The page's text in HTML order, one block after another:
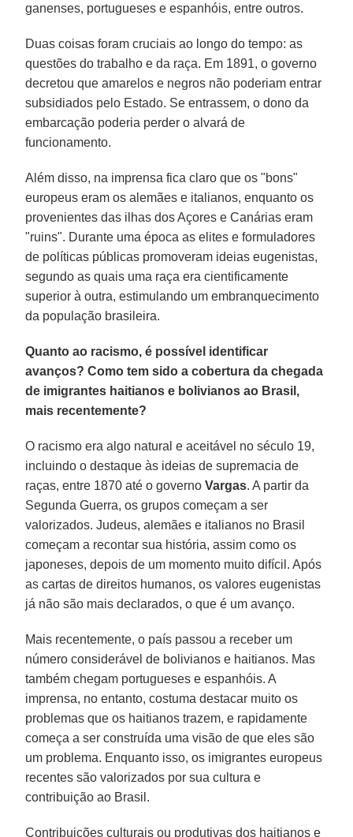
ganenses, portugueses e espanhóis, entre outros.
Duas coisas foram cruciais ao longo do tempo: as
questões do trabalho e da raça. Em 1891, o governo
decretou que amarelos e negros não poderiam entrar
subsidiados pelo Estado. Se entrassem, o dono da
embarcação poderia perder o alvará de
funcionamento.
Além disso, na imprensa fica claro que os "bons"
europeus eram os alemães e italianos, enquanto os
provenientes das ilhas dos Açores e Canárias eram
"ruins". Durante uma época as elites e formuladores
de políticas públicas promoveram ideias eugenistas,
segundo as quais uma raça era cientificamente
superior à outra, estimulando um embranquecimento
da população brasileira.
Quanto ao racismo, é possível identificar
avanços? Como tem sido a cobertura da chegada
de imigrantes haitianos e bolivianos ao Brasil,
mais recentemente?
O racismo era algo natural e aceitável no século 19,
incluindo o destaque às ideias de supremacia de
raças, entre 1870 até o governoVargas. A partir da
Segunda Guerra, os grupos começam a ser
valorizados. Judeus, alemães e italianos no Brasil
começam a recontar sua história, assim como os
japoneses, depois de um momento muito difícil. Após
as cartas de direitos humanos, os valores eugenistas
já não são mais declarados, o que é um avanço.
Mais recentemente, o país passou a receber um
número considerável de bolivianos e haitianos. Mas
também chegam portugueses e espanhóis. A
imprensa, no entanto, costuma destacar muito os
problemas que os haitianos trazem, e rapidamente
começa a ser construída uma visão de que eles são
um problema. Enquanto isso, os imigrantes europeus
recentes são valorizados por sua cultura e
contribuição ao Brasil.
Contribuições culturais ou produtivas dos haitianos e